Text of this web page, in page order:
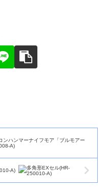
ンハンマーナイフモア「ブルモアー
A)
A)